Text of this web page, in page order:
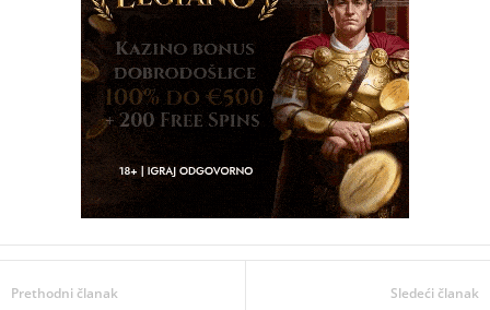
Prethodni članak Sledeći članak